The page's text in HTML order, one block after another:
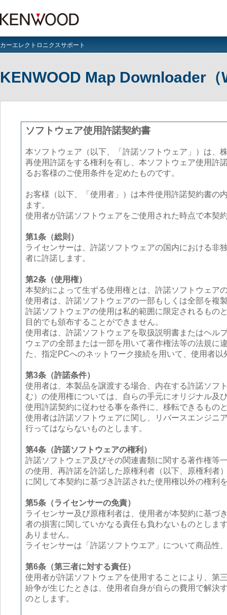
カーエレクトロニクスサポート
KENWOOD Map Downloader
ソフトウェア使用許諾契約書
本ソフトウェア（以下、「許諾ソフトウェア」）は、
再使用許諾をする権利を有し、本ソフトウェア使用許
るお客様のご使用条件を定めたものです。
お客様（以下、「使用者」）は本件使用許諾契約書の
ます。
使用者が許諾ソフトウェアをご使用された時点で本契
第1条（総則）
ライセンサーは、許諾ソフトウェアの国内における非
者に許諾します。
第2条（使用権）
本契約によって生ずる使用権とは、許諾ソフトウェア
使用者は、許諾ソフトウェアの一部もしくは全部を複
許諾ソフトウェアの使用は私的範囲に限定されるもの
目的でも頒布することができません。
使用者は、許諾ソフトウェアを取扱説明書またはヘル
ウェアの全部または一部を用いて著作権法等の法規に
た、指定PCへのネットワーク接続を用いて、使用者
第3条（許諾条件）
使用者は、本製品を譲渡する場合、内在する許諾ソフ
む）の使用権については、自らの手元にオリジナル及
使用許諾契約に従わせる事を条件に、移転できるもの
使用者は許諾ソフトウェアに関し、リバースエンジニ
行ってはならないものとします。
第4条（許諾ソフトウェアの権利）
許諾ソフトウェア及びその関連書類に関する著作権等
の使用、再許諾を許諾した原権利者（以下、原権利者
に関して本契約に基づき許諾された使用権以外の権利
第5条（ライセンサーの免責）
ライセンサー及び原権利者は、使用者が本契約に基づ
者の損害に関していかなる責任も負わないものとしま
ありません。
ライセンサーは「許諾ソフトウエア」について商品性
第6条（第三者に対する責任）
使用者が許諾ソフトウェアを使用することにより、第
紛争が生じたときは、使用者自身が自らの費用で解決
のとします。